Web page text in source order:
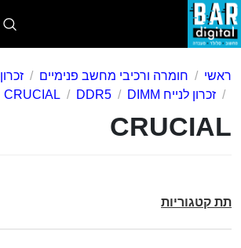
ראשי חומרה ורכיבי מחשב פנימיים
זכרון
זכרון לנייח DIMM
DDR5
CRUCIAL
CRUCIAL
תת קטגוריות